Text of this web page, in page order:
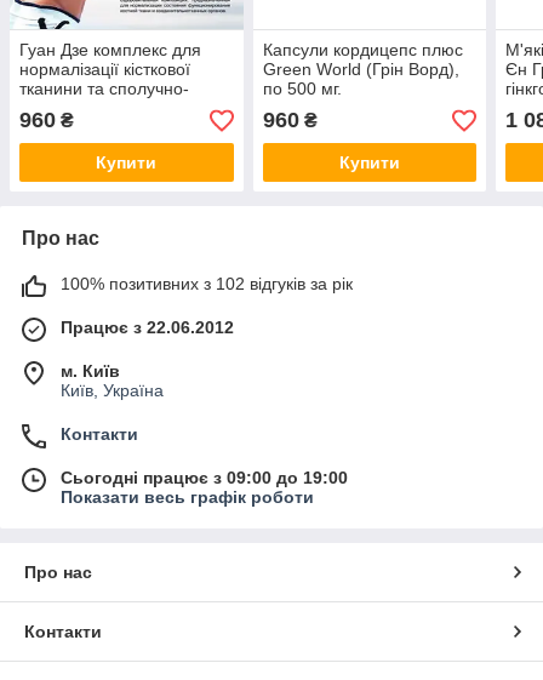
Гуан Дзе комплекс для
нормалізації кісткової
тканини та сполучно-
тканих органів по 500 мг.
960 ₴
Купити
Капсули кордицепс плюс
Green World (Грін Ворд),
по 500 мг.
960₴
Купити
Єн
мг
1
Про нас
100% позитивних з 102 відгуків за рік
Працює з 22.06.2012
м. Київ
Київ, Україна
Контакти
Сьогодні працює з 09:00 до 19:00
Показати весь графік роботи
Про нас
Контакти